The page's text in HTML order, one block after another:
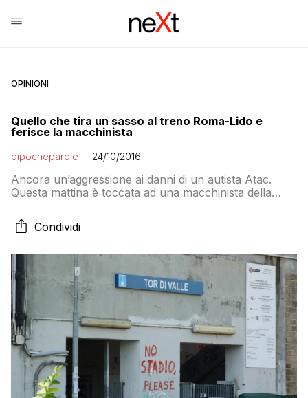
OPINIONI
Quello che tira un sasso al treno Roma-Lido e
ferisce la macchinista
dipocheparole 24/10/2016
Ancora un’aggressione ai danni di un autista Atac.
Questa mattina è toccata ad una macchinista della
prima ricostruzione, un passeggero avrebbe rotto con
un sasso il vetro della cabina di guida, ferendo in
riferito, la donna e’ stata soccorsa […]
Condividi